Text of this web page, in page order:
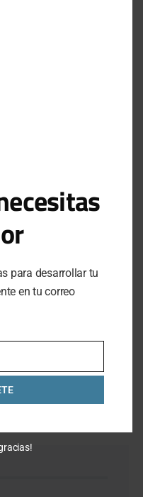
AQUÍ
para desarrollar tu
en tu correo